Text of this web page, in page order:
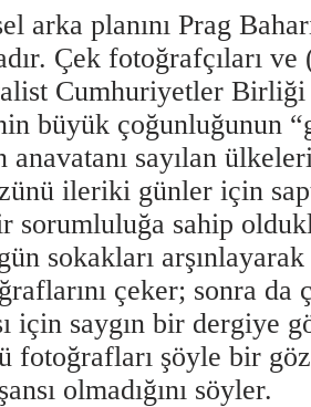
arka planını Prag
Çek fotoğrafçıları
Cumhuriyetler Birliği
büyük çoğunluğunun
anavatanı sayılan
ileriki günler için
sorumluluğa sahip
sokakları arşınlayarak
çeker; sonra
için saygın bir dergiye
fotoğrafları şöyle bir
olmadığını söyler.